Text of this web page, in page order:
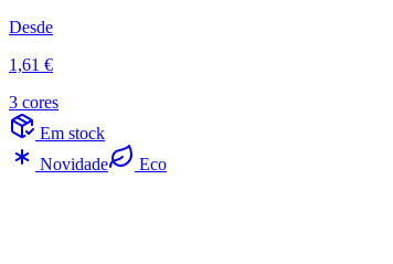
Desde
1,61 €
3 cores
Em stock
Novidade
Eco